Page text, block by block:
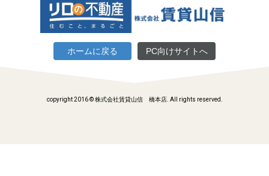
ホームに戻る PC向けサイトへ
copyright 2016 © 株式会社賃貸山信 橋本店. All rights reserved.